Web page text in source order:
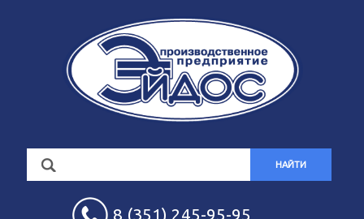
НАЙТИ
8 (351) 245-95-95